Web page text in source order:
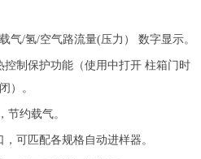
气/氢/空气路流量(压力） 数字显示。
制保护功能（使用中打开 柱箱门时
）。
节约载气。
可匹配各规格自动进样器。